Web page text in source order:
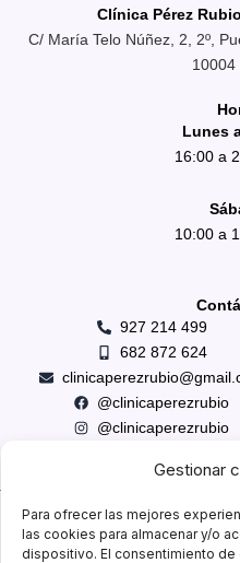
Gestionar
Para ofrecer las mejores
las cookies para almacenar y/o
dispositivo. El consentimiento
Clínica Pérez
C/ María Telo Núñez, 2, 2º,
10004
Lunes
16:00 a
10:00 a
927 214 499
682 872 624
@clinicaperezrubio
@clinicaperezrubio